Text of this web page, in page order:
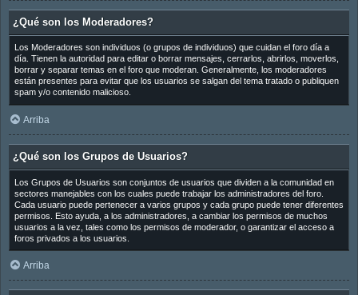
¿Qué son los Moderadores?
Los Moderadores son individuos (o grupos de individuos) que cuidan el foro día a
día. Tienen la autoridad para editar o borrar mensajes, cerrarlos, abrirlos, moverlos,
borrar y separar temas en el foro que moderan. Generalmente, los moderadores
están presentes para evitar que los usuarios se salgan del tema tratado o publiquen
spam y/o contenido malicioso.
Arriba
¿Qué son los Grupos de Usuarios?
Los Grupos de Usuarios son conjuntos de usuarios que dividen a la comunidad en
sectores manejables con los cuales puede trabajar los administradores del foro.
Cada usuario puede pertenecer a varios grupos y cada grupo puede tener diferentes
permisos. Esto ayuda, a los administradores, a cambiar los permisos de muchos
usuarios a la vez, tales como los permisos de moderador, o garantizar el acceso a
foros privados a los usuarios.
Arriba